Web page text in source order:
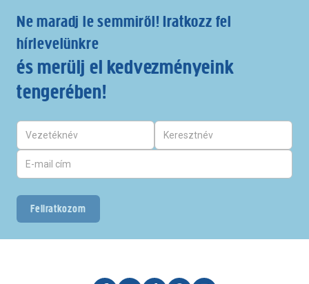
Ne maradj le semmiről! Iratkozz fel
hírlevelünkre
és merülj el kedvezményeink
tengerében!
Feliratkozom